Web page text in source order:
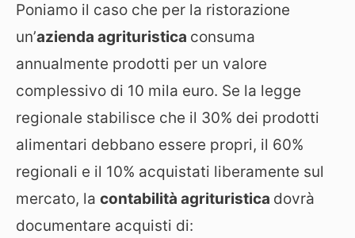
Poniamo il caso che per la ristorazione
un’azienda agrituristica consuma
annualmente prodotti per un valore
complessivo di 10 mila euro. Se la legge
regionale stabilisce che il 30% dei prodotti
alimentari debbano essere propri, il 60%
regionali e il 10% acquistati liberamente sul
mercato, la contabilità agrituristica dovrà
documentare acquisti di: